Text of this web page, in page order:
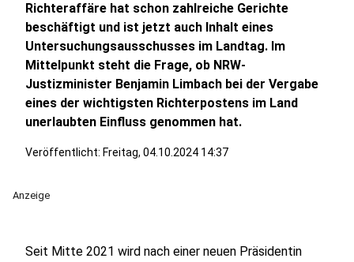
Richteraffäre hat schon zahlreiche Gerichte
beschäftigt und ist jetzt auch Inhalt eines
Untersuchungsausschusses im Landtag. Im
Mittelpunkt steht die Frage, ob NRW-
Justizminister Benjamin Limbach bei der Vergabe
eines der wichtigsten Richterpostens im Land
unerlaubten Einfluss genommen hat.
Veröffentlicht: Freitag, 04.10.2024 14:37
Anzeige
Seit Mitte 2021 wird nach einer neuen Präsidentin